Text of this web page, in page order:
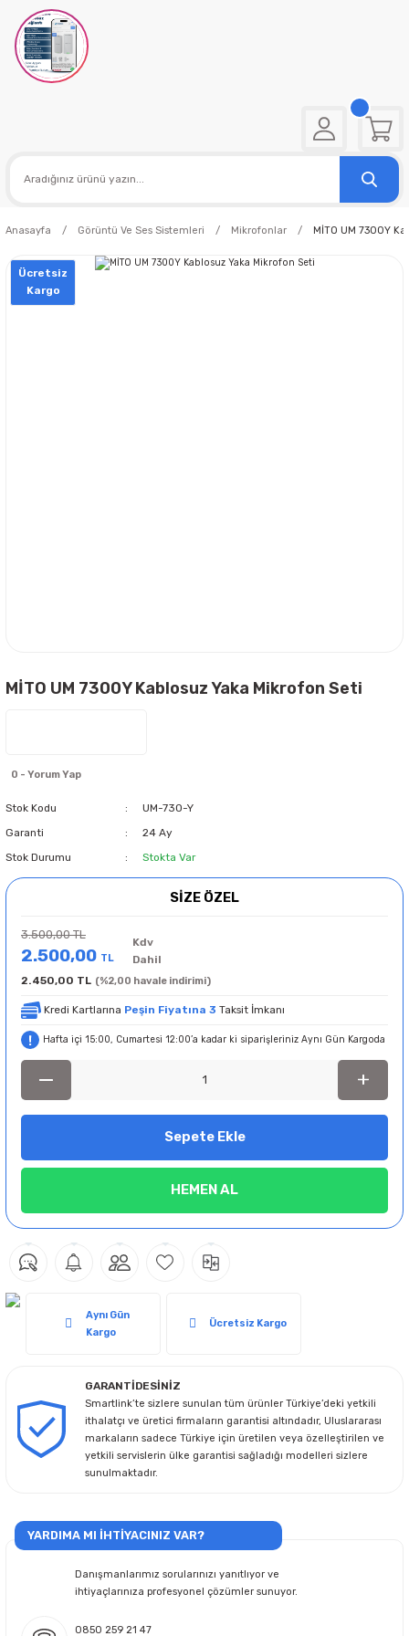
Anasayfa Görüntü Ve Ses Sistemleri Mikrofonlar MİTO UM 7300Y
Ücretsiz
Kargo
MİTO UM 7300Y Kablosuz Yaka Mikrofon Seti
0 - Yorum Yap
Stok Kodu
UM-730-Y
Garanti
24 Ay
Stok Durumu
Stokta Var
SİZE ÖZEL
3.500,00 TL
2.500,00 TL
Kdv
Dahil
2.450,00 TL (%2,00 havale indirimi)
Kredi Kartlarına Peşin Fiyatına 3 Taksit İmkanı
Hafta içi 15:00, Cumartesi 12:00’a kadar ki siparişleriniz Aynı Gün Kargoda
Sepete Ekle
HEMEN AL
Aynı Gün
Kargo
Ücretsiz Kargo
GARANTİDESİNİZ
Smartlink’te sizlere sunulan tüm ürünler Türkiye’deki yetkili
ithalatçı ve üretici firmaların garantisi altındadır, Uluslararası
markaların sadece Türkiye için üretilen veya özelleştirilen ve
yetkili servislerin ülke garantisi sağladığı modelleri sizlere
sunulmaktadır.
YARDIMA MI İHTİYACINIZ VAR?
Danışmanlarımız sorularınızı yanıtlıyor ve
ihtiyaçlarınıza profesyonel çözümler sunuyor.
0850 259 21 47